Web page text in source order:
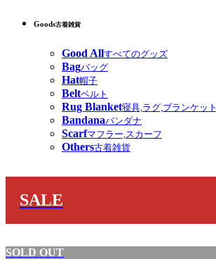
Goods古着雑貨
Good Allすべてのグッズ
Bagバッグ
Hat帽子
Beltベルト
Rug Blanket寝具,ラグ,ブランケット
Bandanaバンダナ
Scarfマフラー,スカーフ
Others古着雑貨
SALE
SOLD OUT